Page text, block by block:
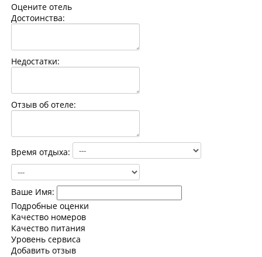
Страны
Оцените отель
Достоинства:
Недостатки:
Отзыв об отеле:
Время отдыха:
Ваше Имя:
Подробные оценки
Качество номеров
Качество питания
Уровень сервиса
Добавить отзыв